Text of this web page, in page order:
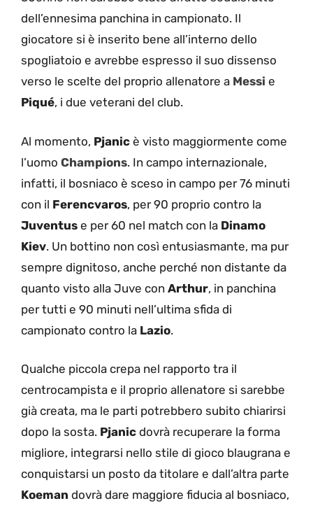
dell’ennesima panchina in campionato. Il
giocatore si è inserito bene all’interno dello
spogliatoio e avrebbe espresso il suo dissenso
verso le scelte del proprio allenatore a Messi e
Piqué, i due veterani del club.
Al momento, Pjanic è visto maggiormente come
l’uomo Champions. In campo internazionale,
infatti, il bosniaco è sceso in campo per 76 minuti
con il Ferencvaros, per 90 proprio contro la
Juventus e per 60 nel match con la Dinamo
Kiev. Un bottino non così entusiasmante, ma pur
sempre dignitoso, anche perché non distante da
quanto visto alla Juve con Arthur, in panchina
per tutti e 90 minuti nell’ultima sfida di
campionato contro la Lazio.
Qualche piccola crepa nel rapporto tra il
centrocampista e il proprio allenatore si sarebbe
già creata, ma le parti potrebbero subito chiarirsi
dopo la sosta. Pjanic dovrà recuperare la forma
migliore, integrarsi nello stile di gioco blaugrana e
conquistarsi un posto da titolare e dall’altra parte
Koeman dovrà dare maggiore fiducia al bosniaco,